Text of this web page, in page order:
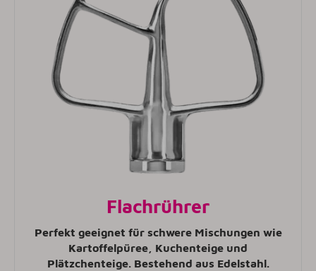
Flachrührer
Perfekt geeignet für schwere Mischungen wie
Kartoffelpüree, Kuchenteige und
Plätzchenteige. Bestehend aus Edelstahl.